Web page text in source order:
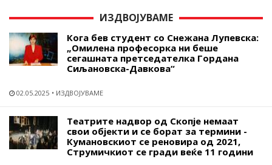
ИЗДВОЈУВАМЕ
Кога бев студент со Снежана Лупевска:
„Омилена професорка ни беше
сегашната претседателка Гордана
Сиљановска-Давкова“
02.05.2025 ИЗДВОЈУВАМЕ
Театрите надвор од Скопје немаат
свои објекти и се борат за термини -
Кумановскиот се реновира од 2021,
Струмичкиот се гради веќе 11 години